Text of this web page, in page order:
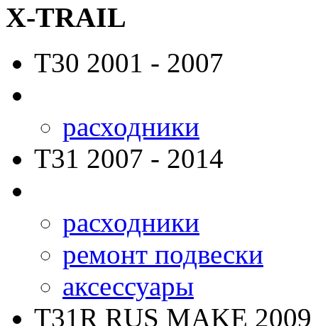
X-TRAIL
T30 2001 - 2007
расходники
T31 2007 - 2014
расходники
ремонт подвески
аксессуары
T31R RUS MAKE 2009